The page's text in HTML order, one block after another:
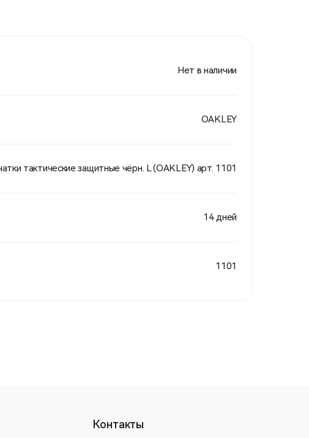
Нет в наличии
OAKLEY
тактические защитные чёрн. L (OAKLEY) арт. 1101
14 дней
1101
Контакты